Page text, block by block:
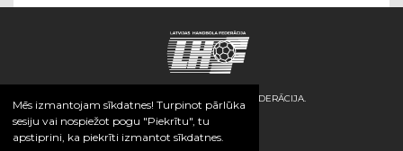
Mēs izmantojam sīkdatnes! Turpinot pārlūka
sesiju vai nospiežot pogu "Piekrītu", tu
apstiprini, ka piekrīti izmantot sīkdatnes.
© 2026 / LATVIJAS HANDBOLA FEDERĀCIJA.